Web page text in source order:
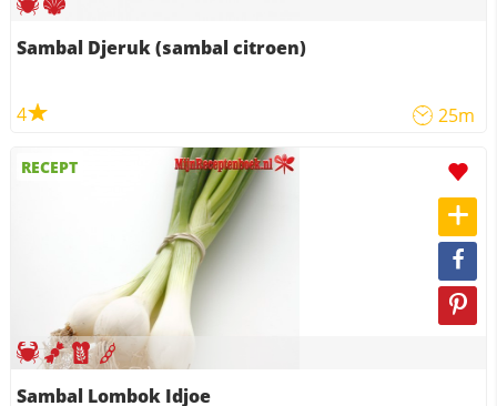
Sambal Djeruk (sambal citroen)
4 25m
RECEPT
Sambal Lombok Idjoe